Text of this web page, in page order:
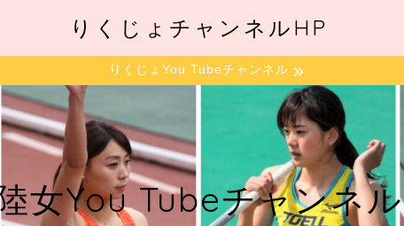
りくじょチャンネルHP
りくじょYou Tubeチャンネル
女You Tubeチャンネル